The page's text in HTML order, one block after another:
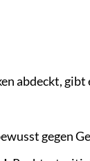
abdeckt, gibt
gegen